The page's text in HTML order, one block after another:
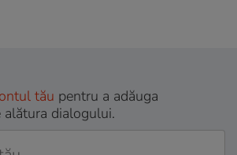
tău pentru a adăuga
dialogului.